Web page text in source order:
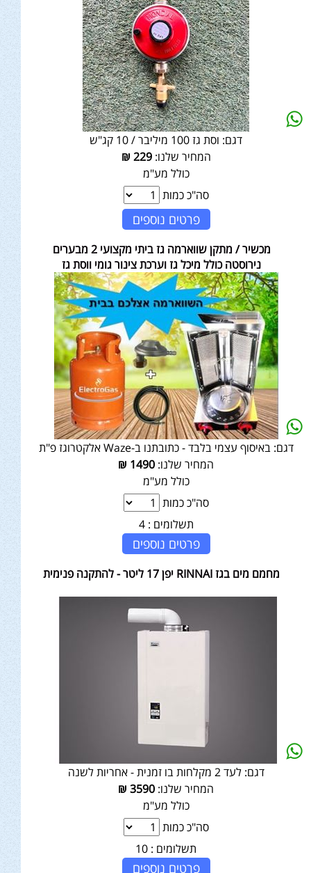
דגם: וסת גז 100 מיליבר / 10 קג"ש
המחיר שלנו:229
₪
כולל מע"מ
סה"כ כמות
פרטים נוספים
מכשיר / מתקן שווארמה גז ביתי מקצועי 2 מבערים
נירוסטה כולל מיכל גז וערכת צינור גומי ווסת גז
דגם: באיסוף עצמי בלבד - כתובתנו ב-Waze אלקטרוגז פ"ת
המחיר שלנו: 1490
₪
כולל מע"מ
סה"כ כמות
תשלומים : 4
פרטים נוספים
מחמם מים בגז RINNAI יפן 17 ליטר - להתקנה פנימית
דגם: לעד 2 מקלחות בו זמנית - אחריות לשנה
המחיר שלנו: 3590
₪
כולל מע"מ
סה"כ כמות
תשלומים : 10
פרטים נוספים